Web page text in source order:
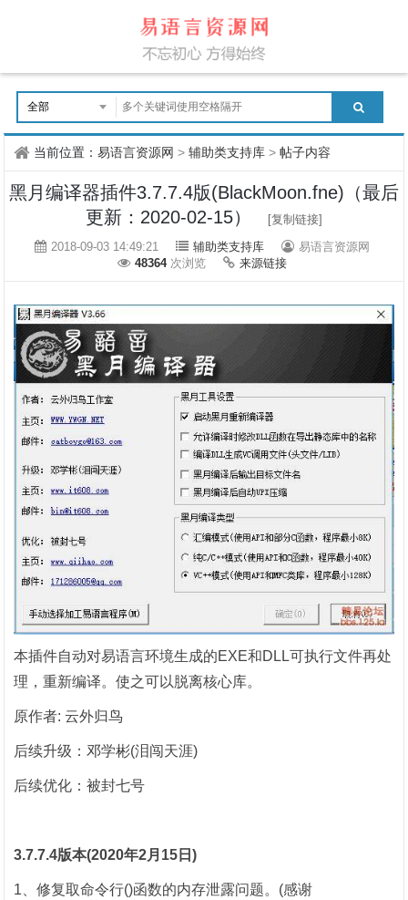
当前位置：易语言资源网 >辅助类支持库 >帖子内容
黑月编译器插件3.7.7.4版(BlackMoon.fne)（最后
更新：2020-02-15）
[复制链接]
2018-09-03 14:49:21
辅助类支持库
易语言资源网
48364 次浏览 来源链接
本插件自动对易语言环境生成的EXE和DLL可执行文件再处
理，重新编译。使之可以脱离核心库。
原作者: 云外归鸟
后续升级：邓学彬(泪闯天涯)
后续优化：被封七号
3.7.7.4版本(2020年2月15日)
1、修复取命令行()函数的内存泄露问题。(感谢